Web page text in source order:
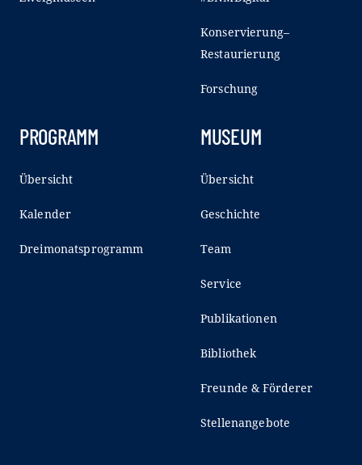
Konservierung–
Restaurierung
Forschung
PROGRAMM
Übersicht
Kalender
Dreimonatsprogramm
MUSEUM
Übersicht
Geschichte
Team
Service
Publikationen
Bibliothek
Freunde & Förderer
Stellenangebote